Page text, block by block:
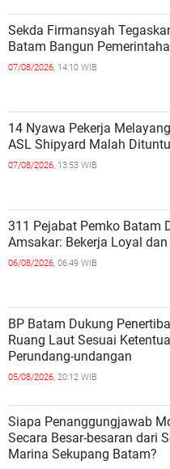
Sekda Firmansyah
Batam Bangun
07/08/2026, 14:10 WIB
14 Nyawa Pekerja
ASL Shipyard Malah
07/08/2026, 13:53 WIB
311 Pejabat Pemko Batam
Amsakar: Bekerja Loyal
06/08/2026, 06:49 WIB
BP Batam Dukung
Ruang Laut Sesuai
Perundang-undangan
05/08/2026, 20:12 WIB
Siapa Penanggungjawab
Secara Besar-besaran dari
Marina Sekupang Batam?